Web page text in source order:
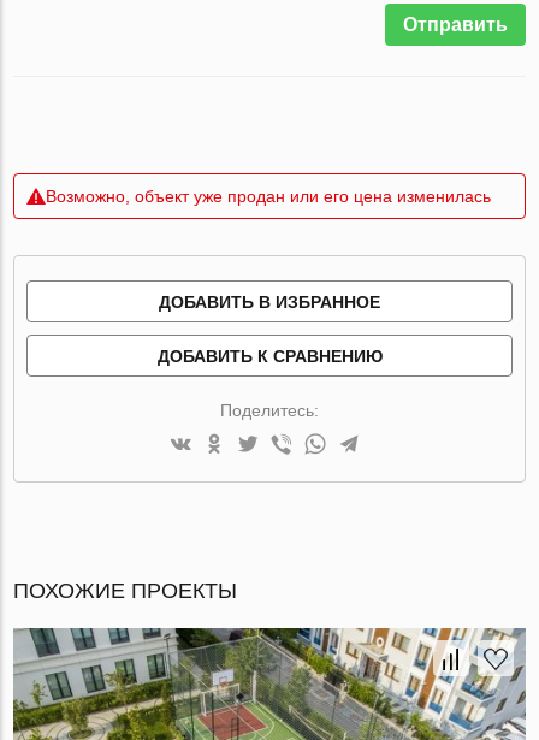
Отправить
Возможно, объект уже продан или его цена изменилась
ДОБАВИТЬ В ИЗБРАННОЕ
ДОБАВИТЬ К СРАВНЕНИЮ
Поделитесь:
ПОХОЖИЕ ПРОЕКТЫ